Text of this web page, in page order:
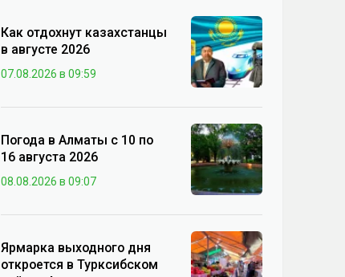
Как отдохнут казахстанцы
в августе 2026
07.08.2026 в 09:59
Погода в Алматы с 10 по
16 августа 2026
08.08.2026 в 09:07
Ярмарка выходного дня
откроется в Турксибском